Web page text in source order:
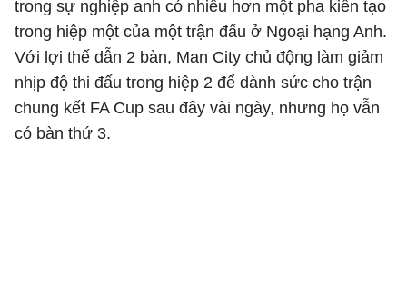
trong sự nghiệp anh có nhiều hơn một pha kiến tạo
trong hiệp một của một trận đấu ở Ngoại hạng Anh.
Với lợi thế dẫn 2 bàn, Man City chủ động làm giảm
nhịp độ thi đấu trong hiệp 2 để dành sức cho trận
chung kết FA Cup sau đây vài ngày, nhưng họ vẫn
có bàn thứ 3.